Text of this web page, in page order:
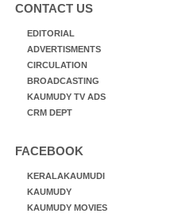
CONTACT US
EDITORIAL
ADVERTISMENTS
CIRCULATION
BROADCASTING
KAUMUDY TV ADS
CRM DEPT
FACEBOOK
KERALAKAUMUDI
KAUMUDY
KAUMUDY MOVIES